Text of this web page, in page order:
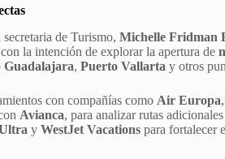
de Turismo, Michelle Fridman
la intención de explorar la apertura de
Guadalajara, Puerto Vallarta y otros
con compañías como Air Europa
Avianca, para analizar rutas
y WestJet Vacations para fortalecer